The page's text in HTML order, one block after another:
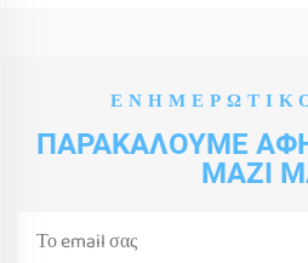
ΠΑΡΑΚΑΛΟΎΜΕ
ΜΑΖΊ